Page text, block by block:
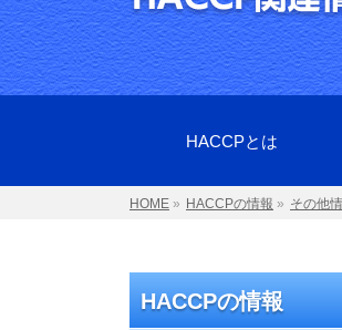
HACCPとは
HOME » HACCPの情報 » その他
HACCPの情報